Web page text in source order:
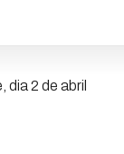
2 de abril